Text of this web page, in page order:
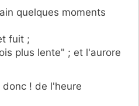
quelques moments
fuit ;
plus lente" ; et l'aurore
! de l'heure